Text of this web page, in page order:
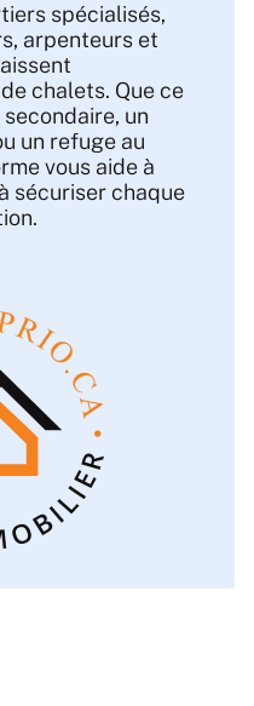
spécialisés,
arpenteurs et
chalets. Que ce
un
un refuge au
vous aide à
sécuriser chaque